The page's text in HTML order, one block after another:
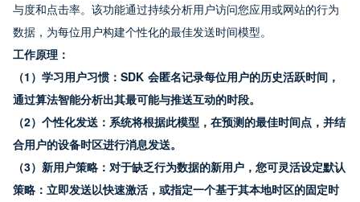
与度和点击率。该功能通过持续分析用户访问您应用或网站的行为
数据，为每位用户构建个性化的最佳发送时间模型。
工作原理：
（1）学习用户习惯：SDK 会匿名记录每位用户的历史活跃时间，
通过算法智能分析出其最可能与推送互动的时段。
（2）个性化发送：系统将根据此模型，在预测的最佳时间点，并结
合用户的设备时区进行消息发送。
（3）新用户策略：对于缺乏行为数据的新用户，您可灵活设定默认
策略：立即发送以快速激活，或指定一个基于其本地时区的固定时